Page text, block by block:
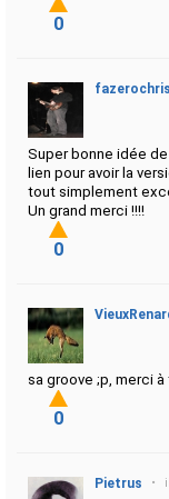
0
fazerochris
Super bonne idée
lien pour avoir la
tout simplement
Un grand merci !!!!
0
sa groove ;p, merci à
0
Pietrus •